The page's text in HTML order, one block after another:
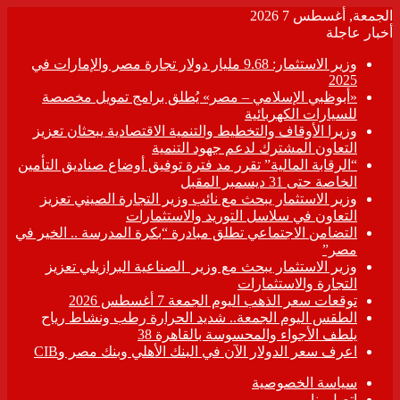
الجمعة, أغسطس 7 2026
أخبار عاجلة
وزير الاستثمار: 9.68 مليار دولار تجارة مصر والإمارات في
2025
«أبوظبي الإسلامي – مصر» يُطلق برامج تمويل مخصصة
للسيارات الكهربائية
وزيرا الأوقاف والتخطيط والتنمية الاقتصادية يبحثان تعزيز
التعاون المشترك لدعم جهود التنمية
“الرقابة المالية” تقرر مد فترة توفيق أوضاع صناديق التأمين
الخاصة حتى 31 ديسمبر المقبل
وزير الاستثمار يبحث مع نائب وزير التجارة الصيني تعزيز
التعاون في سلاسل التوريد والاستثمارات
التضامن الاجتماعي تطلق مبادرة “بكرة المدرسة .. الخير في
مصر”
وزير الاستثمار يبحث مع وزير الصناعية البرازيلي تعزيز
التجارة والاستثمارات
توقعات سعر الذهب اليوم الجمعة 7 أغسطس 2026
الطقس اليوم الجمعة.. شديد الحرارة رطب ونشاط رياح
يلطف الأجواء والمحسوسة بالقاهرة 38
اعرف سعر الدولار الآن في البنك الأهلي وبنك مصر وCIB
سياسة الخصوصية